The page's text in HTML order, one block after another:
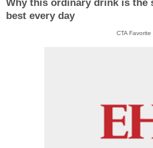
Why this ordinary drink is the
best every day
CTA Favorite